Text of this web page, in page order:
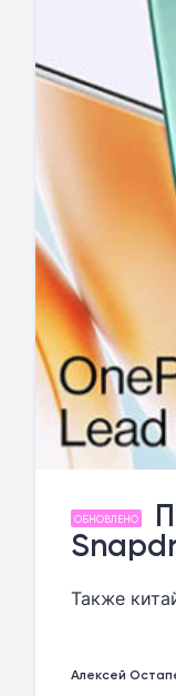
ОБНОВЛЕНО
Также
Алексей